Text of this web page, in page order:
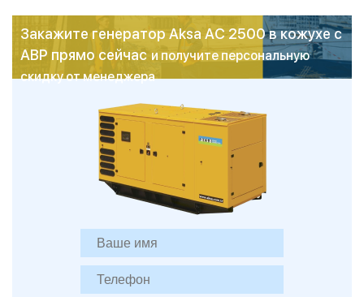
Закажите генератор Aksa AC 2500 в кожухе с
АВР прямо сейчас и получите персональную
скидку от менеджера